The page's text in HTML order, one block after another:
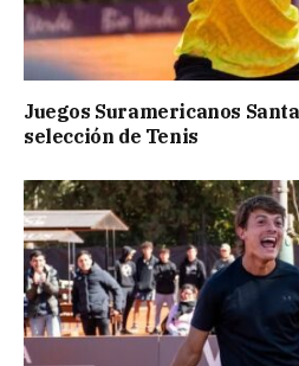
Juegos Suramericanos
selección de Tenis